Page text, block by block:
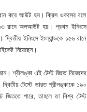
করে আউট হন। ক্রিস ওকসের বলে
রানে অলআউট হয়। প্রথম ইনিংসে
ইনিংসে ইংল্যান্ডকে ১৫৬ রানে
নিয়েছেন।
শ্রীলঙ্কা এই টেস্ট জিতে নিজেদের
টেস্টে ভারত শ্রীলঙ্কাকে ১৯০
জিততে পারে, তাহলে তা বিশ্ব টেস্ট